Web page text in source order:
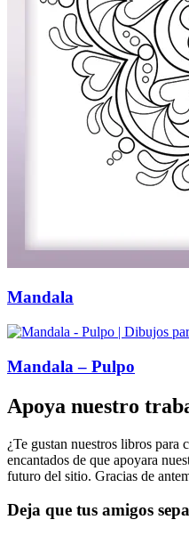
Mandala
Mandala – Pulpo
Apoya nuestro
¿Te gustan nuestros libros para
encantados de que apoyara
futuro del sitio. Gracias de
Deja que tus amigos